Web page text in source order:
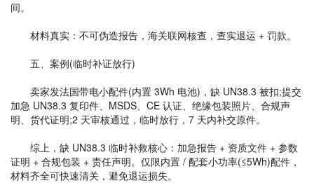
间。
材料真实：不可伪造报告，海关联网核查，查实退运 + 罚款。
五、案例(临时补证放行)
卖家发法国带电小配件(内置 3Wh 电池)，缺 UN38.3 被扣;提交
加急 UN38.3 复印件、MSDS、CE 认证、绝缘包装照片、合规声
明、货代证明;2 天审核通过，临时放行，7 天内补交原件。
综上，缺 UN38.3 临时补救核心：加急报告 + 资质文件 + 参数
证明 + 合规包装 + 责任声明。仅限内置 / 配套小功率(≤5Wh)配件，
材料齐全可快速清关，避免退运损失。